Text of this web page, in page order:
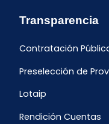
Transparencia
Contratación
Preselección de
Lotaip
Rendición Cuentas